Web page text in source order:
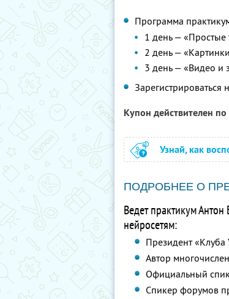
Программа
1 день — «Простые
2 день —
3 день — «Видео и
Купон действителен
Узнай, как
ПОДРОБНЕЕ О
Ведет практикум
нейросетям:
Президент
Автор
Официальный
Спикер форумов